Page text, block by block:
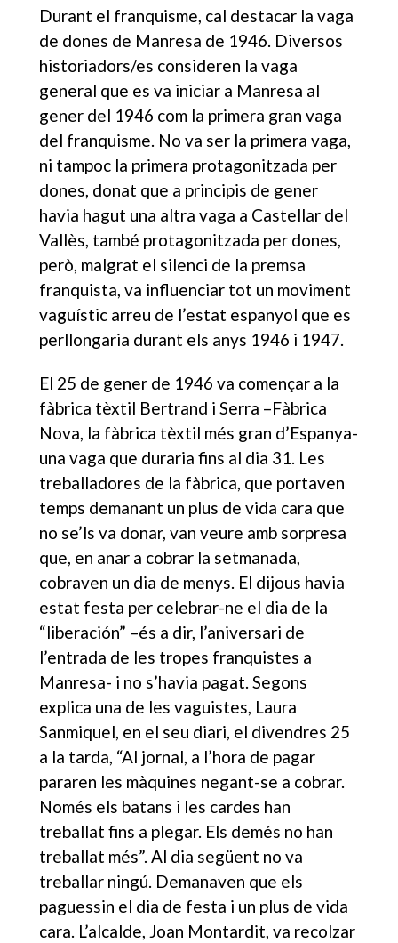
Durant el franquisme, cal destacar la vaga
de dones de Manresa de 1946. Diversos
historiadors/es consideren la vaga
general que es va iniciar a Manresa al
gener del 1946 com la primera gran vaga
del franquisme. No va ser la primera vaga,
ni tampoc la primera protagonitzada per
dones, donat que a principis de gener
havia hagut una altra vaga a Castellar del
Vallès, també protagonitzada per dones,
però, malgrat el silenci de la premsa
franquista, va influenciar tot un moviment
vaguístic arreu de l’estat espanyol que es
perllongaria durant els anys 1946 i 1947.
El 25 de gener de 1946 va començar a la
fàbrica tèxtil Bertrand i Serra –Fàbrica
Nova, la fàbrica tèxtil més gran d’Espanya-
una vaga que duraria fins al dia 31. Les
treballadores de la fàbrica, que portaven
temps demanant un plus de vida cara que
no se’ls va donar, van veure amb sorpresa
que, en anar a cobrar la setmanada,
cobraven un dia de menys. El dijous havia
estat festa per celebrar-ne el dia de la
“liberación” –és a dir, l’aniversari de
l’entrada de les tropes franquistes a
Manresa- i no s’havia pagat. Segons
explica una de les vaguistes, Laura
Sanmiquel, en el seu diari, el divendres 25
a la tarda, “Al jornal, a l’hora de pagar
pararen les màquines negant-se a cobrar.
Només els batans i les cardes han
treballat fins a plegar. Els demés no han
treballat més”. Al dia següent no va
treballar ningú. Demanaven que els
paguessin el dia de festa i un plus de vida
cara. L’alcalde, Joan Montardit, va recolzar